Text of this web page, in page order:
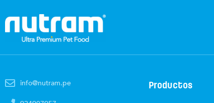
info@nutram.pe Productos